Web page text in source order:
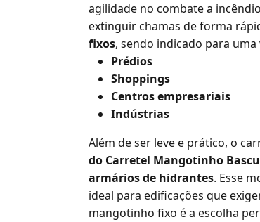
agilidade no combate a
extinguir chamas de forma
fixos, sendo indicado para
Prédios
Shoppings
Centros empresariais
Indústrias
Além de ser leve e prático, o
do Carretel Mangotinho
armários de hidrantes. Esse
ideal para edificações que
mangotinho fixo é a escolha